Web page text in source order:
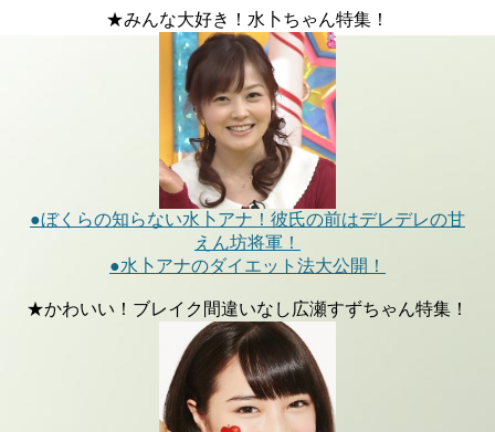
★みんな大好き！水卜ちゃん特集！
●ぼくらの知らない水卜アナ！彼氏の前はデレデレの甘
えん坊将軍！
●水卜アナのダイエット法大公開！
★かわいい！ブレイク間違いなし広瀬すずちゃん特集！